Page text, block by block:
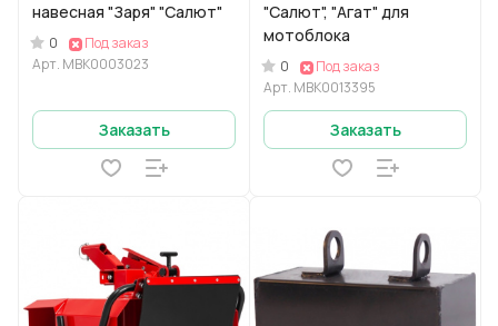
навесная "Заря" "Салют"
0
Под заказ
Арт. МВК0003023
Заказать
"Салют", "Агат" для
мотоблока
0
Под заказ
Арт. МВК0013395
Заказать